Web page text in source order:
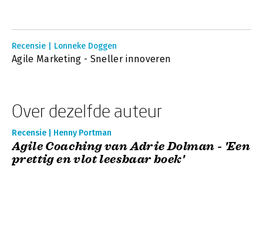
Recensie | Lonneke Doggen
Agile Marketing - Sneller innoveren
Over dezelfde auteur
Recensie | Henny Portman
Agile Coaching van Adrie Dolman - 'Een
prettig en vlot leesbaar boek'